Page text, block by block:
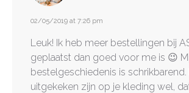
02/05/2019 at 7:26 pm
Leuk! Ik heb meer bestellingen bij
geplaatst dan goed voor me is 😉
bestelgeschiedenis is schrikbarend.
uitgekeken zijn op je kleding wel,